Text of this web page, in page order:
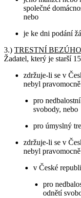
společné
nebo
je ke dni podání
3.) TRESTNÍ
Žadatel, který je starší
zdržuje-li se v
nebyl
pro
svobody, nebo
pro úmyslný
zdržuje-li se v
nebyl
v České
pro
odnětí